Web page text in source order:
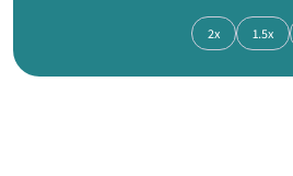
1.5x
2x